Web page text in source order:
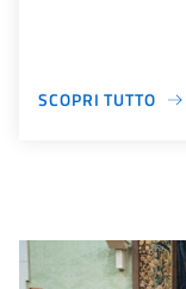
SCOPRI TUTTO